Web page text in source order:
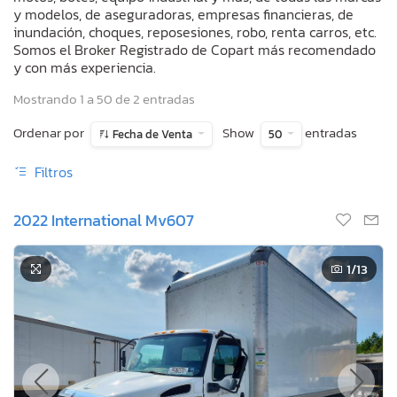
y modelos, de aseguradoras, empresas financieras, de
inundación, choques, reposesiones, robo, renta carros, etc.
Somos el Broker Registrado de Copart más recomendado
y con más experiencia.
Mostrando 1 a 50 de 2 entradas
Ordenar por
Fecha de Venta Show 50 entradas
Filtros
2022 International Mv607
1/13